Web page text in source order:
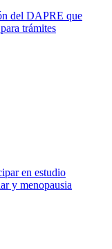
del DAPRE que
trámites
en estudio
y menopausia